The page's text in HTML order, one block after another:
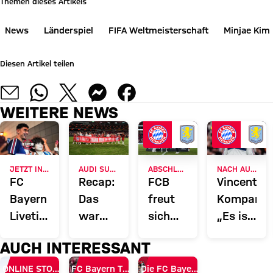
News Länderspiel FIFA Weltmeisterschaft Minjae Kim
Diesen Artikel teilen
WEITERE NEWS
FC
Bayern
Liveticker:
Infos
rund
Recap:
Das
war
Freitag
des FC
FCB
freut
sich
Rekord-
Vincent
Kompany:
„Es ist
AUCH INTERESSANT
ONLINE STORE FC Bayern TV PLUS Die FC Bayern Apps